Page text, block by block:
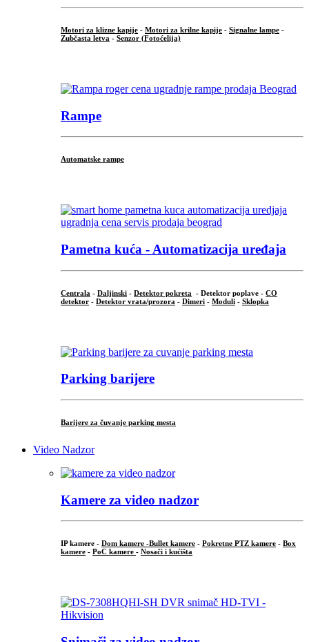
Motori za klizne kapije - Motori za krilne kapije - Signalne lampe -
Zubčasta letva - Senzor (Fotoćelija)
Rampe
Automatske rampe
Pametna kuća - Automatizacija uređaja
Centrala - Daljinski - Detektor pokreta - Detektor poplave - CO
detektor - Detektor vrata/prozora - Dimeri - Moduli - Sklopka
Parking barijere
Barijere za čuvanje parking mesta
Video Nadzor
Kamere za video nadzor
IP kamere - Dom kamere -Bullet kamere - Pokretne PTZ kamere - Box
kamere - PoC kamere - Nosači i kućišta